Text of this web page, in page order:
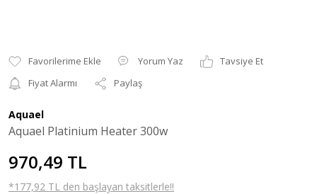
Yorum Yaz
Tavsiye Et
Fiyat Alarmı
Paylaş
Aquael
Aquael Platinium Heater 300w
970,49 TL
*177,92 TL den başlayan taksitlerle!!